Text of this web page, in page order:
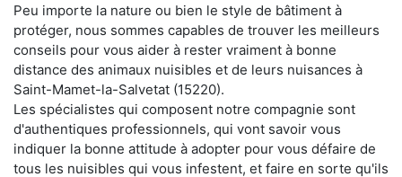
Peu importe la nature ou bien le style de bâtiment à
protéger, nous sommes capables de trouver les meilleurs
conseils pour vous aider à rester vraiment à bonne
distance des animaux nuisibles et de leurs nuisances à
Saint-Mamet-la-Salvetat (15220).
Les spécialistes qui composent notre compagnie sont
d'authentiques professionnels, qui vont savoir vous
indiquer la bonne attitude à adopter pour vous défaire de
tous les nuisibles qui vous infestent, et faire en sorte qu'ils